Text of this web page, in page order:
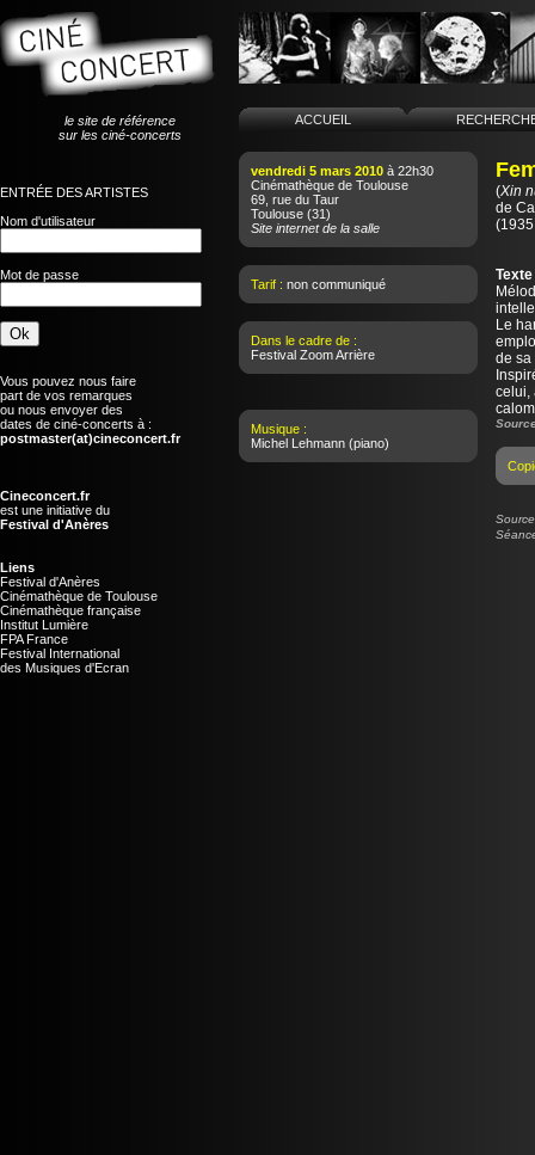
le site de référence
sur les ciné-concerts
ENTRÉE DES ARTISTES
Nom d'utilisateur
Mot de passe
Vous pouvez nous faire
part de vos remarques
ou nous envoyer des
dates de ciné-concerts à :
postmaster(at)cineconcert.fr
Cineconcert.fr
est une initiative du
Festival d'Anères
Liens
Festival d'Anères
Cinémathèque de Toulouse
Cinémathèque française
Institut Lumière
FPA France
Festival International
des Musiques d'Ecran
ACCUEIL
vendredi 5 mars 2010 à 22h30
Cinémathèque de Toulouse
69, rue du Taur
Toulouse (31)
Site internet de la salle
Tarif : non communiqué
Dans le cadre de :
Festival Zoom Arrière
Musique :
Michel Lehmann (piano)
(Xin
de
Le
de sa
celui,